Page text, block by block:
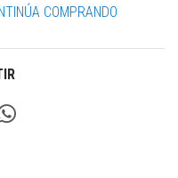
COMPRANDO